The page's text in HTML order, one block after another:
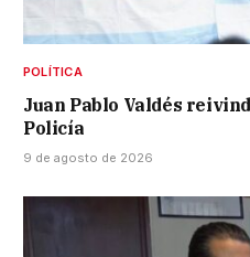
POLÍTICA
Juan Pablo Valdés
Policía
9 de agosto de 2026